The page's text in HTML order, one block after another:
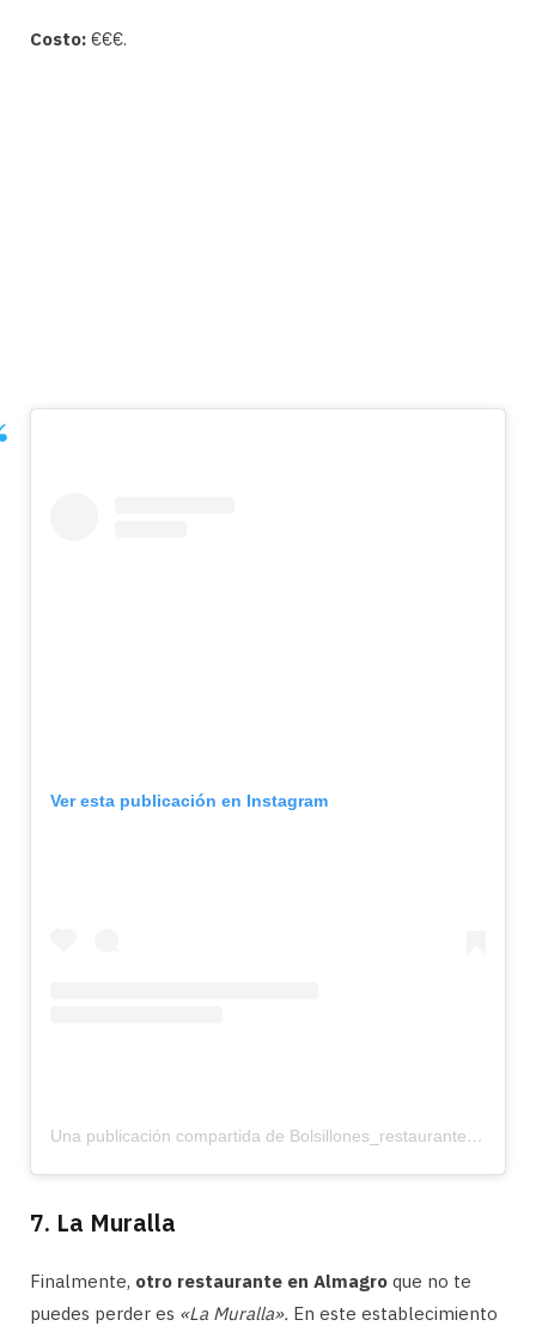
Costo: €€€.
Ver esta publicación en Instagram
Una publicación compartida de Bolsillones_restaurante (@bolsillones_restaurante)
7. La Muralla
Finalmente, otro restaurante en Almagro que no te
puedes perder es «La Muralla». En este establecimiento